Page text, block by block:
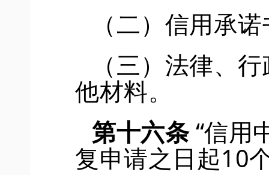
（二）信用承
（三）法律、
他材料。
第十六条 “信用
复申请之日起10